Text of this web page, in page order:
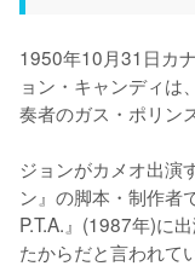
1950年10月31日カ
ョン・キャンディは
奏者のガス・ポリン
ジョンがカメオ出演
ン』の脚本・制作者
P.T.A.』(1987年)に
たからだと言われて